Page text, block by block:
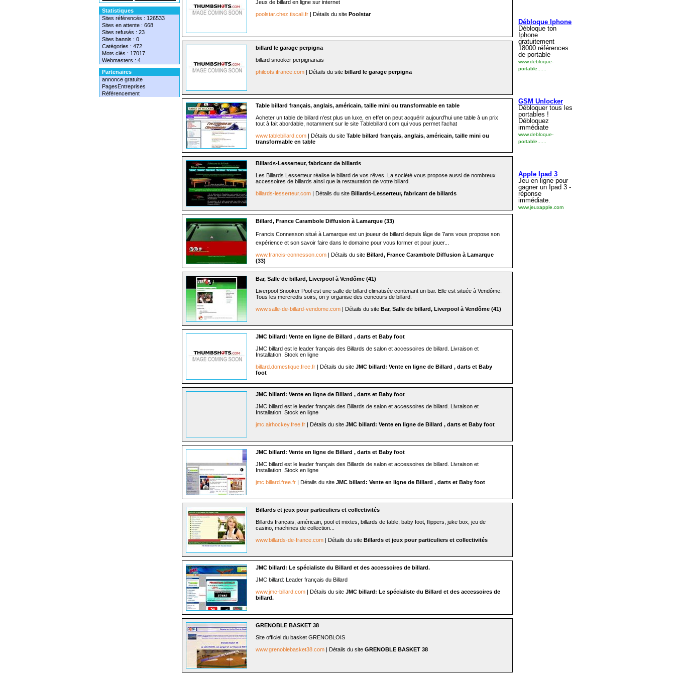
Statistiques
Sites référencés : 126533
Sites en attente : 668
Sites refusés : 23
Sites bannis : 0
Catégories : 472
Mots clés : 17017
Webmasters : 4
Partenaires
annonce gratuite
PagesEntreprises
Référencement
Jeux de billard en ligne sur internet
poolstar.chez.tiscali.fr | Détails du site Poolstar
billard le garage perpigna
billard snooker perpignanais
philcots.ifrance.com | Détails du site billard le garage perpigna
Table billard français, anglais, américain, taille mini ou transformable en table
Acheter un table de billard n'est plus un luxe, en effet on peut acquérir aujourd'hui une table à un prix
tout à fait abordable, notamment sur le site Tablebillard.com qui vous permet l'achat
www.tablebillard.com | Détails du site Table billard français, anglais, américain, taille mini ou
transformable en table
Billards-Lesserteur, fabricant de billards
Les Billards Lesserteur réalise le billard de vos rêves. La société vous propose aussi de nombreux
accessoires de billards ainsi que la restauration de votre billard.
billards-lesserteur.com | Détails du site Billards-Lesserteur, fabricant de billards
Billard, France Carambole Diffusion à Lamarque (33)
Francis Connesson situé à Lamarque est un joueur de billard depuis lâge de 7ans vous propose son
expérience et son savoir faire dans le domaine pour vous former et pour jouer...
www.francis-connesson.com | Détails du site Billard, France Carambole Diffusion à Lamarque
(33)
Bar, Salle de billard, Liverpool à Vendôme (41)
Liverpool Snooker Pool est une salle de billard climatisée contenant un bar. Elle est située à Vendôme.
Tous les mercredis soirs, on y organise des concours de billard.
www.salle-de-billard-vendome.com | Détails du site Bar, Salle de billard, Liverpool à Vendôme (41)
JMC billard: Vente en ligne de Billard , darts et Baby foot
JMC billard est le leader français des Billards de salon et accessoires de billard. Livraison et
Installation. Stock en ligne
billard.domestique.free.fr | Détails du site JMC billard: Vente en ligne de Billard , darts et Baby
foot
JMC billard: Vente en ligne de Billard , darts et Baby foot
JMC billard est le leader français des Billards de salon et accessoires de billard. Livraison et
Installation. Stock en ligne
jmc.airhockey.free.fr | Détails du site JMC billard: Vente en ligne de Billard , darts et Baby foot
JMC billard: Vente en ligne de Billard , darts et Baby foot
JMC billard est le leader français des Billards de salon et accessoires de billard. Livraison et
Installation. Stock en ligne
jmc.billard.free.fr | Détails du site JMC billard: Vente en ligne de Billard , darts et Baby foot
Billards et jeux pour particuliers et collectivités
Billards français, américain, pool et mixtes, billards de table, baby foot, flippers, juke box, jeu de
casino, machines de collection...
www.billards-de-france.com | Détails du site Billards et jeux pour particuliers et collectivités
JMC billard: Le spécialiste du Billard et des accessoires de billard.
JMC billard: Leader français du Billard
www.jmc-billard.com | Détails du site JMC billard: Le spécialiste du Billard et des accessoires de
billard.
GRENOBLE BASKET 38
Site officiel du basket GRENOBLOIS
www.grenoblebasket38.com | Détails du site GRENOBLE BASKET 38